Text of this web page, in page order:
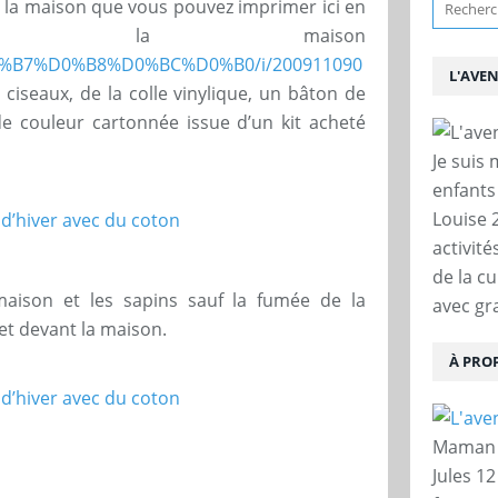
maison que vous pouvez imprimer ici en
la maison
i/200911090
de la colle vinylique, un bâton de
couleur cartonnée issue d’un kit acheté
et les sapins sauf la fumée de la
devant la maison.
Je suis
enfants
Louise
de la
avec
À
Jules